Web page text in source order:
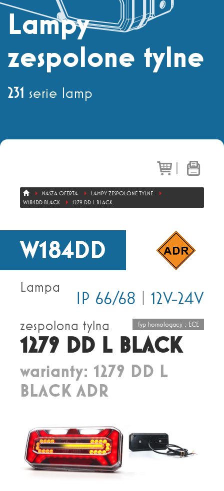
+ 48 71 303 36 81
Lampy
zespolone tylne
231 serie lamp
NASZA OFERTA
LAMPY ZESPOLONE TYLNE
W184DD BLACK
1279 DD L BLACK.
W184DD
IP 66/68 | 12V-24V
Typ homologacji : ECE
Lampa
zespolona tylna
1279 DD L BLACK
warianty: 1279 DD L
BLACK ADR